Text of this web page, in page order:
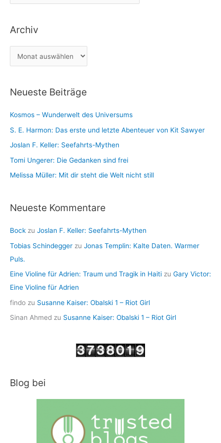
c
h
a
e
e
Archiv
r
h
v
Neueste Beiträge
Kosmos – Wunderwelt des Universums
S. E. Harmon: Das erste und letzte Abenteuer von Kit Sawyer
Joslan F. Keller: Seefahrts-Mythen
Tomi Ungerer: Die Gedanken sind frei
Melissa Müller: Mit dir steht die Welt nicht still
Neueste Kommentare
Bock zu Joslan F. Keller: Seefahrts-Mythen
Tobias Schindegger zu Jonas Templin: Kalte Daten. Warmer
Puls.
Eine Violine für Adrien: Traum und Tragik in Haiti zu Gary Victor:
Eine Violine für Adrien
findo zu Susanne Kaiser: Obalski 1 – Riot Girl
Sinan Ahmed zu Susanne Kaiser: Obalski 1 – Riot Girl
Blog bei